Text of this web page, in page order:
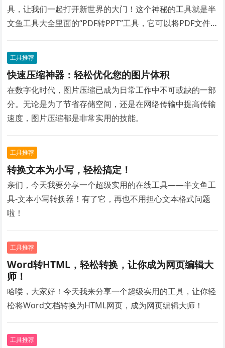
具，让我们一起打开新世界的大门！这个神秘的工具就是半
文鱼工具大全里面的“PDF转PPT”工具，它可以将PDF文件
效率瞬间提升！
工具推荐
快速压缩神器：轻松优化您的图片体积
在数字化时代，图片压缩已成为日常工作中不可或缺的一部
分。无论是为了节省存储空间，还是在网络传输中提高传输
速度，图片压缩都是非常实用的技能。
工具推荐
转换文本为小写，轻松搞定！
亲们，今天我要分享一个超级实用的在线工具——半文鱼工
具-文本小写转换器！有了它，再也不用担心文本格式问题
啦！
工具推荐
Word转HTML，轻松转换，让你成为网页编辑大
师！
哈喽，大家好！今天我来分享一个超级实用的工具，让你轻
松将Word文档转换为HTML网页，成为网页编辑大师！
工具推荐